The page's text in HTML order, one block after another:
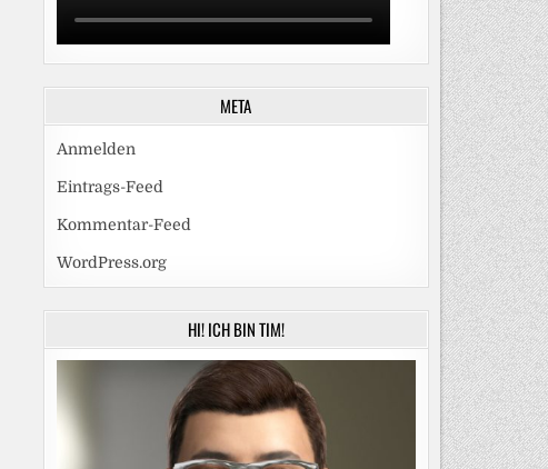
META
Anmelden
Eintrags-Feed
Kommentar-Feed
WordPress.org
HI! ICH BIN TIM!